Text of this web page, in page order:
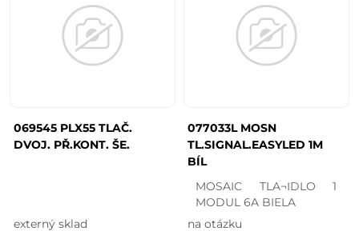
069545 PLX55 TLAČ.
DVOJ. PŘ.KONT. ŠE.
externý sklad
077033L MOSN
TL.SIGNAL.EASYLED 1M
BÍL
MOSAIC TLA¬IDLO 1
MODUL 6A BIELA
na otázku